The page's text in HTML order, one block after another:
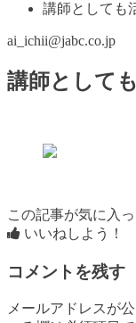
講師としても
ai_ichii@jabc.co.jp
講師として
この記事が気に入
いいねしよう！
コメントを残す
メールアドレスが